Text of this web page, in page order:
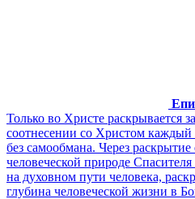
Только во Христе раскрывается
соотнесении со Христом каждый
без самообмана. Через раскрытие
человеческой природе
на духовном пути человека,
глубина человеческой жизни в